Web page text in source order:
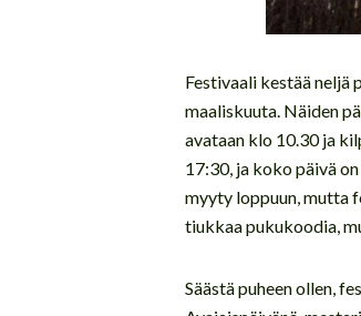
Festivaali kestää neljä
maaliskuuta. Näiden
avataan klo 10.30 ja
17:30, ja koko päivä
myyty loppuun, mutta
tiukkaa pukukoodia,
Säästä puheen ollen,